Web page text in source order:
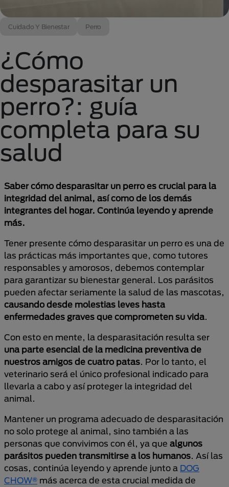
Cuidado Y Bienestar Perro
¿Cómo
desparasitar un
perro?: guía
completa para su
salud
Saber cómo desparasitar un perro es crucial para la
integridad del animal, así como de los demás
integrantes del hogar. Continúa leyendo y aprende
más.
Tener presente cómo desparasitar un perro es una de
las prácticas más importantes que, como tutores
responsables y amorosos, debemos contemplar
para garantizar su bienestar general. Los parásitos
pueden afectar seriamente la salud de las mascotas,
causando desde molestias leves hasta
enfermedades graves que comprometen su vida.
Con esto en mente, la desparasitación resulta ser
una parte esencial de la medicina preventiva de
nuestros amigos de cuatro patas. Por lo tanto, el
veterinario será el único profesional indicado para
llevarla a cabo y así proteger la integridad del
animal.
Mantener un programa adecuado de desparasitación
no solo protege al animal, sino también a las
personas que convivimos con él, ya que algunos
parásitos pueden transmitirse a los humanos. Así las
cosas, continúa leyendo y aprende junto a DOG
CHOW® más acerca de esta crucial medida de